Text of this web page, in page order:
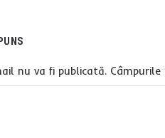
nu va fi publicată.